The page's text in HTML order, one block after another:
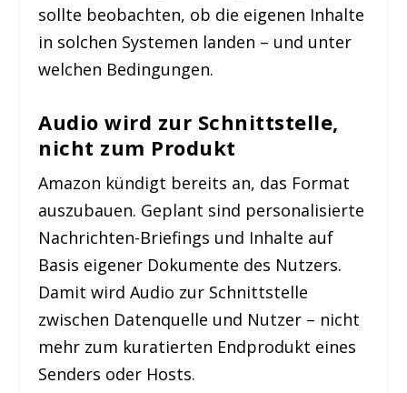
sollte beobachten, ob die eigenen Inhalte
in solchen Systemen landen – und unter
welchen Bedingungen.
Audio wird zur Schnittstelle,
nicht zum Produkt
Amazon kündigt bereits an, das Format
auszubauen. Geplant sind personalisierte
Nachrichten-Briefings und Inhalte auf
Basis eigener Dokumente des Nutzers.
Damit wird Audio zur Schnittstelle
zwischen Datenquelle und Nutzer – nicht
mehr zum kuratierten Endprodukt eines
Senders oder Hosts.